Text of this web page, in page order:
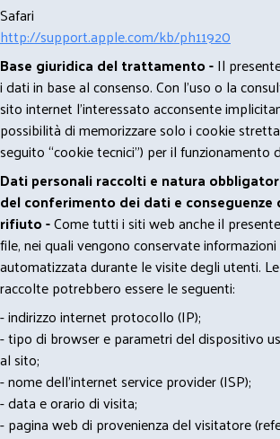
Safari
http://support.apple.com/kb/ph11920
Base giuridica del trattamento -Il
i dati in base al consenso. Con l'uso o la
sito internet l’interessato acconsente
possibilità di memorizzare solo i cookie
seguito “cookie tecnici”) per il funzionamento
Dati personali raccolti e natura
del conferimento dei dati e conseguenze
rifiuto -Come tutti i siti web anche il
file, nei quali vengono conservate
automatizzata durante le visite degli utenti.
raccolte potrebbero essere le seguenti:
- indirizzo internet protocollo (IP);
- tipo di browser e parametri del dispositivo
al sito;
- nome dell'internet service provider (ISP);
- data e orario di visita;
- pagina web di provenienza del visitatore